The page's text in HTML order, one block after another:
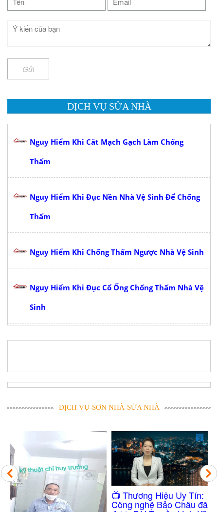
Gửi
DỊCH VỤ SỬA NHÀ
Nguy Hiểm Khi Cắt Mạch Gạch Làm Chống
Thấm
Nguy Hiểm Khi Đục Nền Nhà Vệ Sinh Để Chống
Thấm
Nguy Hiểm Khi Chống Thấm Ngược Nhà Vệ Sinh
Nguy Hiểm Khi Đục Cổ Ống Chống Thấm Nhà Vệ
Sinh
DỊCH VỤ-SƠN NHÀ-SỬA NHÀ
​📺 Thương Hiệu Uy Tín:
Công nghệ Bảo Châu đã
Công
Thấm